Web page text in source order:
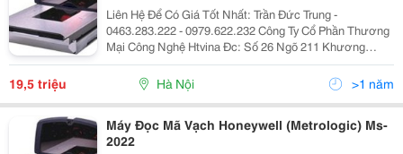
Liên Hệ Để Có Giá Tốt Nhất: Trần Đức Trung -
0463.283.222 - 0979.622.232 Công Ty Cổ Phần Thương
Mại Công Nghệ Htvina Đc: Số 26 Ngõ 211 Khương
Trung &Ndash; Thanh Xuân &Ndash; Hà Nội Yahoo
:Htvinakd3 Http ://Www.sieuthiht.com Trụ Sở Chính:
19,5 triệu Hà Nội >1 năm
Máy Đọc Mã Vạch Honeywell (Metrologic) Ms-
2022